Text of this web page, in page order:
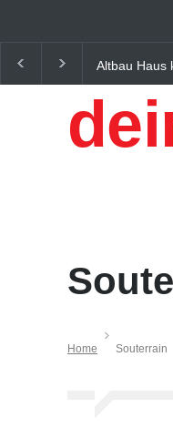
Altbau Haus
Österreich
Home Souterrain